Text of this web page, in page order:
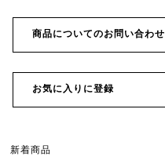
商品についてのお問い合わせ
お気に入りに登録
新着商品